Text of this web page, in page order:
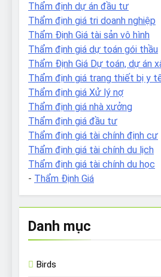
Thẩm định dự án đầu tư
Thẩm định giá tri doanh nghiệp
Thẩm Định Giá tài sản vô hình
Thẩm định giá dự toán gói thầu
Thẩm Định Giá Dự toán, dự án
Thẩm định giá trang thiết bị y
Thẩm định giá Xử lý nợ
Thẩm định giá nhà xưởng
Thẩm định giá đầu tư
Thẩm định giá tài chính định cư
Thẩm định giá tài chính du lịch
Thẩm định giá tài chính du học
- Thẩm Định Giá
Danh mục
Birds